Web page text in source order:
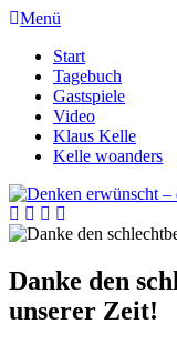
Menü
Start
Tagebuch
Gastspiele
Video
Klaus Kelle
Kelle woanders
Danke den
unserer Zeit!